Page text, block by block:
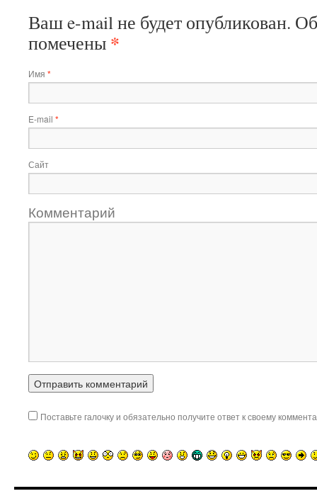
Ваш e-mail не будет опубликован.
помечены *
Имя *
E-mail *
Сайт
Комментарий
Поставьте галочку и обязательно получите ответ к своему